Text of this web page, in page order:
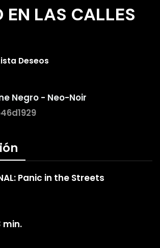
EN LAS CALLES
Deseos
Negro - Neo-Noir
Panic in the Streets
min.